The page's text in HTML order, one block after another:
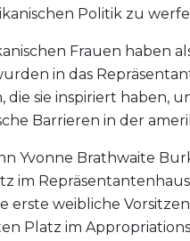
Politik zu
Frauen haben
in das
die sie inspiriert haben,
Barrieren in der
Yvonne Brathwaite
im
weibliche
Platz im